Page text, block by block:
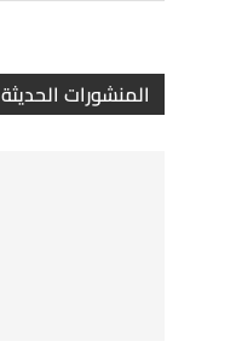
المنشورات الحديثة